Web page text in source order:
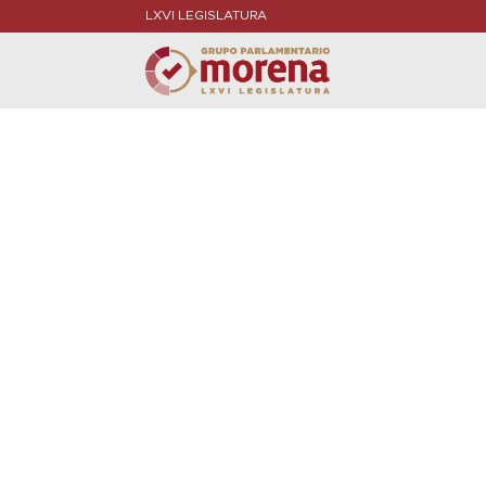
LXVI LEGISLATURA